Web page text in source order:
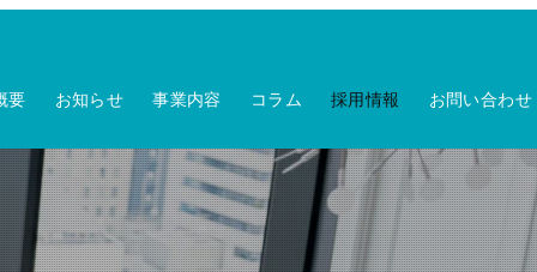
要 お知らせ 事業内容 コラム 採用情報 お問い合わせ